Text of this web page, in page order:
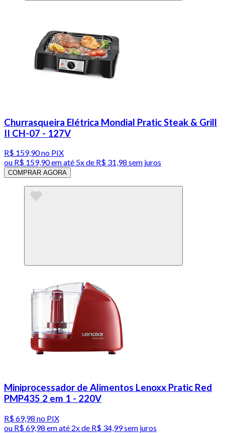
Churrasqueira Elétrica Mondial Pratic Steak & Grill
II CH-07 - 127V
R$ 159,90no PIX
ou R$ 159,90em até 5x de R$ 31,98 sem juros
COMPRAR AGORA
Miniprocessador de Alimentos Lenoxx Pratic Red
PMP435 2 em 1 - 220V
R$ 69,98 no PIX
ou R$ 69,98 em até 2x de R$ 34,99 sem juros